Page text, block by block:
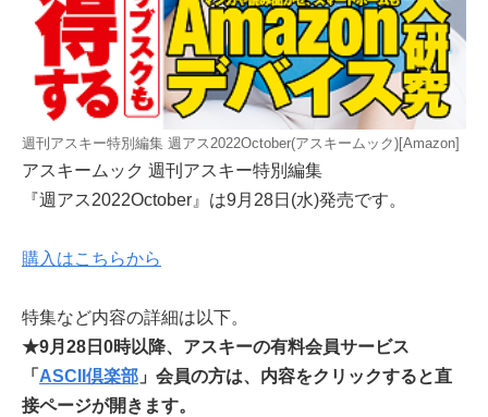
週刊アスキー特別編集 週アス2022October(アスキームック)[Amazon]
アスキームック 週刊アスキー特別編集
『週アス2022October』は9月28日(水)発売です。
購入はこちらから
特集など内容の詳細は以下。
★9月28日0時以降、アスキーの有料会員サービス
「 ASCII倶楽部 」会員の方は、内容をクリックすると直
接ページが開きます。